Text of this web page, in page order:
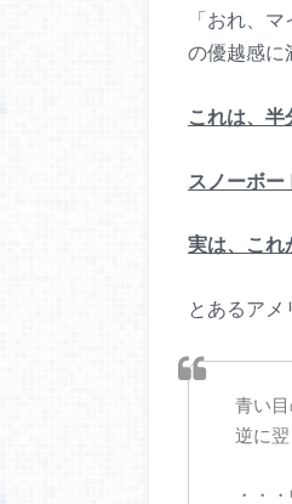
「おれ、
の優越感に
これは、半
スノーボ
実は、これ
とあるアメ
青い
逆に
・・